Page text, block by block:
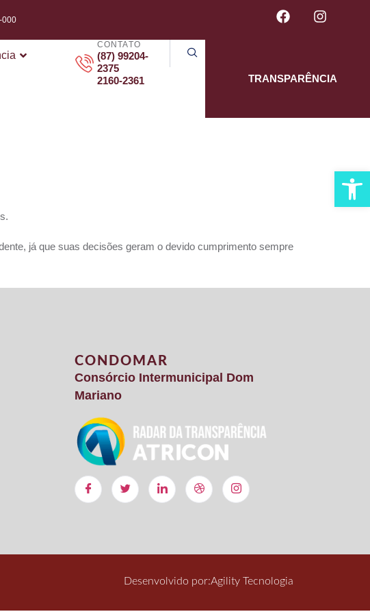
Abrir
000
CONTATO
(87) 99204-
2375
2160-2361
TRANSPARÊNCIA
já que suas decisões geram o devido cumprimento sempre
CONDOMAR
Consórcio Intermunicipal Dom
Mariano
Desenvolvido por:Agility Tecnologia